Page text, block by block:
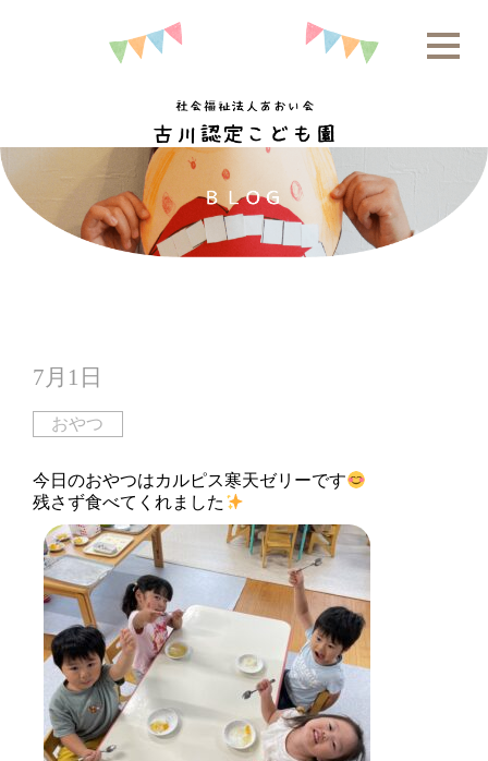
7月1日
おやつ
今日のおやつはカルピス寒天ゼリーです
残さず食べてくれました